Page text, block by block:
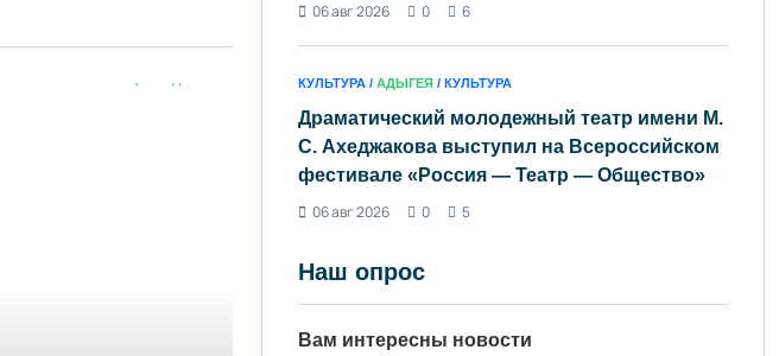
06 авг 2026
0 6
КУЛЬТУРА / АДЫГЕЯ / КУЛЬТУРА
Драматический молодежный театр имени М.
С. Ахеджакова выступил на Всероссийском
фестивале «Россия — Театр — Общество»
06 авг 2026
0 5
Наш опрос
Вам интересны новости